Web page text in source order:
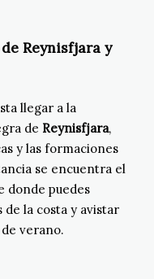
Reynisfjara y
llegar a la
de Reynisfjara,
y las formaciones
se encuentra el
donde puedes
la costa y avistar
verano.